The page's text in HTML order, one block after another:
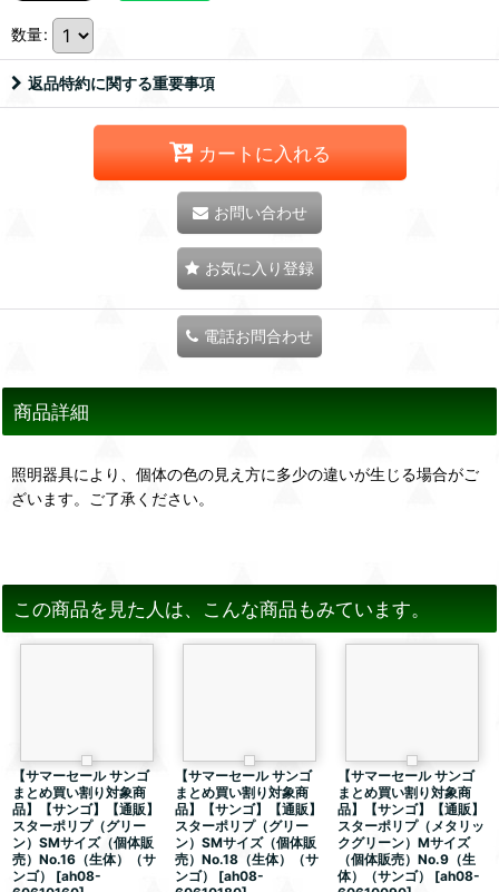
数量:
返品特約に関する重要事項
カートに入れる
お問い合わせ
お気に入り登録
電話お問合わせ
商品詳細
照明器具により、個体の色の見え方に多少の違いが生じる場合がご
ざいます。ご了承ください。
この商品を見た人は、こんな商品もみています。
【サマーセール サンゴ
まとめ買い割り対象商
品】【サンゴ】【通販】
スターポリプ（グリー
ン）SMサイズ（個体販
売）No.16（生体）（サ
ンゴ）
[ah08-
【サマーセール サンゴ
まとめ買い割り対象商
品】【サンゴ】【通販】
スターポリプ（グリー
ン）SMサイズ（個体販
売）No.18（生体）（サ
ンゴ）
[ah08-
【サマーセール サンゴ
まとめ買い割り対象商
品】【サンゴ】【通販】
スターポリプ（メタリッ
クグリーン）Mサイズ
（個体販売）No.9（生
体）（サンゴ）
[ah08-